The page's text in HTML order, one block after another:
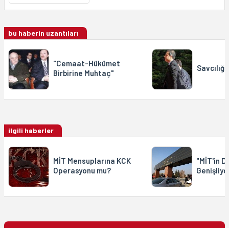
bu haberin uzantıları
"Cemaat-Hükümet
Birbirine Muhtaç"
ilgili haberler
MİT Mensuplarına KCK
Operasyonu mu?
"MİT'in